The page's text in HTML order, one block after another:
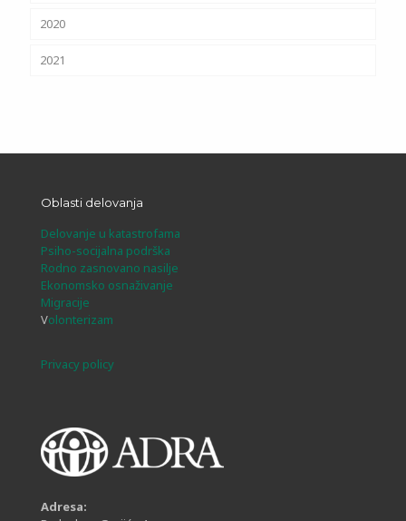
2020
2021
Oblasti delovanja
Delovanje u katastrofama
Psiho-socijalna podrška
Rodno zasnovano nasilje
Ekonomsko osnaživanje
Migracije
Volonterizam
Privacy policy
Adresa: